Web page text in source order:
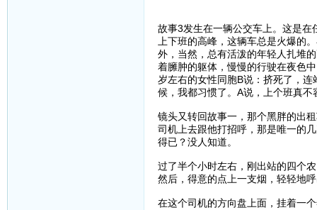
故事3发生在一辆公交车上。这是
上下班的高峰，这辆车总是火爆的
外，当然，总有活泼的年轻人扎堆
着臃肿的躯体，慢慢的行驶在夜色
岁左右的女性同胞B说：挤死了，
候，我都习惯了。A说，上个班真
镜头又转回故事一，那个黑胖的出
司机上去跟他打招呼，那是唯一的
得已？没人知道。
过了半个小时左右，刚出站的四个
然后，得意的点上一支烟，轻轻地
在这个司机的方向盘上面，挂着一